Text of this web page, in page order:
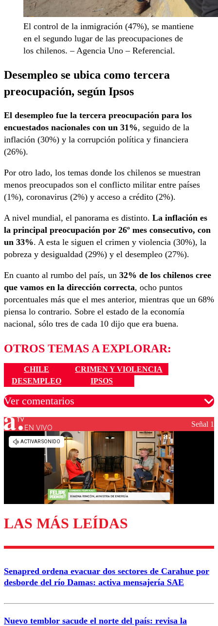
El control de la inmigración (47%), se mantiene
en el segundo lugar de las preocupaciones de
los chilenos. – Agencia Uno – Referencial.
Desempleo se ubica como tercera
preocupación, según Ipsos
El desempleo fue la tercera preocupación para los
encuestados nacionales con un 31%, seguido de la
inflación (30%) y la corrupción política y financiera
(26%).
Por otro lado, los temas donde los chilenos se muestran
menos preocupados son el conflicto militar entre países
(1%), coronavirus (2%) y acceso a crédito (2%).
A nivel mundial, el panorama es distinto. La inflación es
la principal preocupación por 26º mes consecutivo, con
un 33%. A esta le siguen el crimen y violencia (30%), la
pobreza y desigualdad (29%) y el desempleo (27%).
En cuanto al rumbo del país, un 32% de los chilenos cree
que vamos en la dirección correcta, ocho puntos
porcentuales más que el mes anterior, mientras que un 68%
piensa lo contrario. Sobre el estado de la economía
nacional, sólo tres de cada 10 dijo que era buena.
OTROS TEMAS A EXPLORAR:
CHILE
CRIMEN Y VIOLENCIA
DESEMPLEO
IPSOS
Ver comentarios
Los comentarios son moderados para garantizar un
diálogo respetuoso.
Enviar comentario
EN VIVO Señal 1
LAS MÁS LEÍDAS
Senapred ordena evacuar dos sectores de Carahue por
desborde del río Damas: activa mensajería SAE
Nuevo temblor sacude el norte del país: revisa la